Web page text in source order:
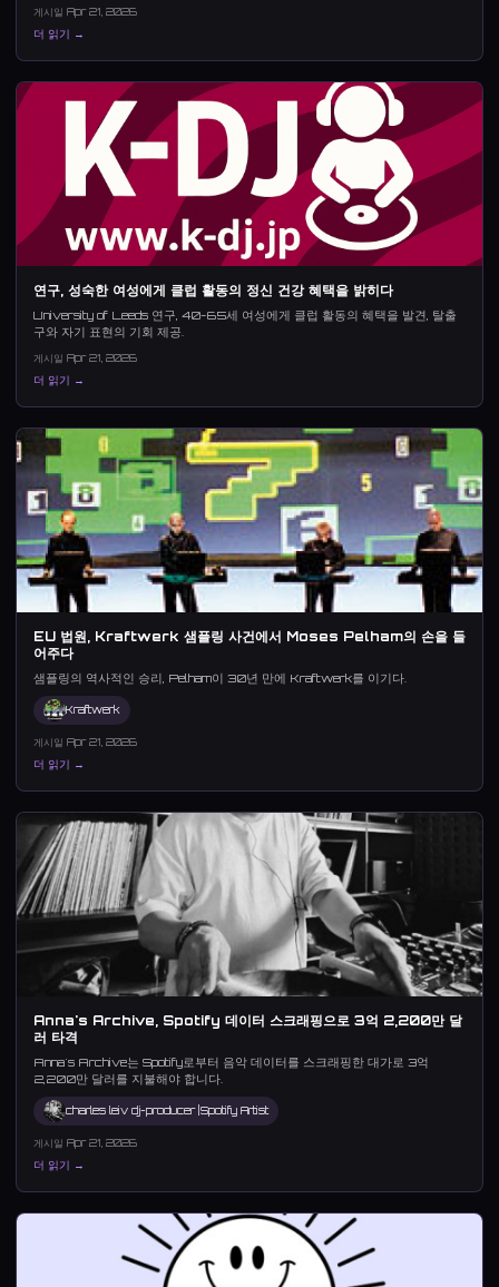
게시일 Apr 21, 2026
더 읽기 →
연구, 성숙한 여성에게 클럽 활동의 정신 건강 혜택을 밝히다
University of Leeds 연구, 40-65세 여성에게 클럽 활동의 혜택을 발견, 탈출
구와 자기 표현의 기회 제공.
게시일 Apr 21, 2026
더 읽기 →
EU 법원, Kraftwerk 샘플링 사건에서 Moses Pelham의 손을 들
어주다
샘플링의 역사적인 승리, Pelham이 30년 만에 Kraftwerk를 이기다.
Kraftwerk
게시일 Apr 21, 2026
더 읽기 →
Anna's Archive, Spotify 데이터 스크래핑으로 3억 2,200만 달
러 타격
Anna's Archive는 Spotify로부터 음악 데이터를 스크래핑한 대가로 3억
2,200만 달러를 지불해야 합니다.
charles leiv dj-producer |Spotify Artist
게시일 Apr 21, 2026
더 읽기 →